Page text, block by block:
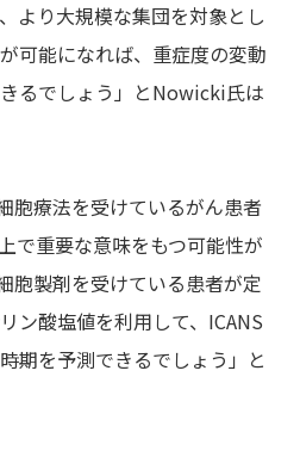
より大規模な集団を対象とし
可能になれば、重症度の変動
るでしょう」とNowicki氏は
胞療法を受けているがん患者
で重要な意味をもつ可能性が
胞製剤を受けている患者が定
ン酸塩値を利用して、ICANS
期を予測できるでしょう」と